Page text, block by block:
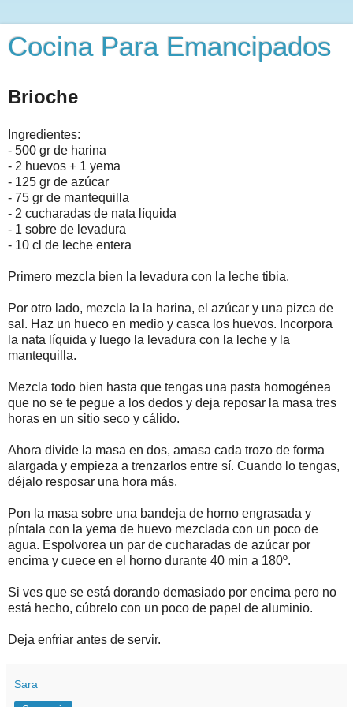
Cocina Para Emancipados
Brioche
Ingredientes:
- 500 gr de harina
- 2 huevos + 1 yema
- 125 gr de azúcar
- 75 gr de mantequilla
- 2 cucharadas de nata líquida
- 1 sobre de levadura
- 10 cl de leche entera
Primero mezcla bien la levadura con la leche tibia.
Por otro lado, mezcla la la harina, el azúcar y una pizca de
sal. Haz un hueco en medio y casca los huevos. Incorpora
la nata líquida y luego la levadura con la leche y la
mantequilla.
Mezcla todo bien hasta que tengas una pasta homogénea
que no se te pegue a los dedos y deja reposar la masa tres
horas en un sitio seco y cálido.
Ahora divide la masa en dos, amasa cada trozo de forma
alargada y empieza a trenzarlos entre sí. Cuando lo tengas,
déjalo resposar una hora más.
Pon la masa sobre una bandeja de horno engrasada y
píntala con la yema de huevo mezclada con un poco de
agua. Espolvorea un par de cucharadas de azúcar por
encima y cuece en el horno durante 40 min a 180º.
Si ves que se está dorando demasiado por encima pero no
está hecho, cúbrelo con un poco de papel de aluminio.
Deja enfriar antes de servir.
Sara